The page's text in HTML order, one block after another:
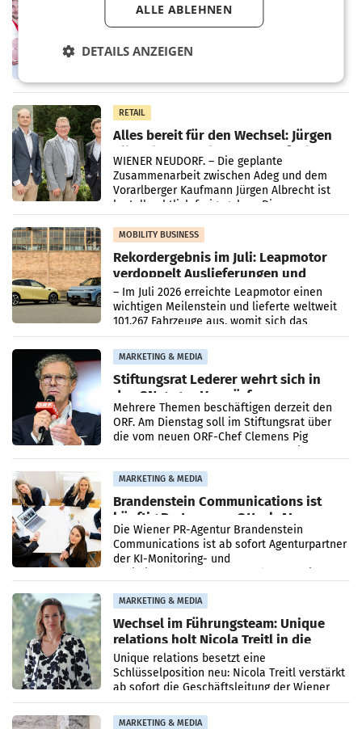
Penny modernisiert zwei Filialen in
Ober- und Niederösterreich
laufenden Modernisierungsoffensive
Oberösterreich. Die beiden Standorte liegen
RETAIL
Alles bereit für den Wechsel: Jürgen
Albrecht setzt ab 1.1.2027 auf Adeg
WIENER NEUDORF. – Die geplante
Zusammenarbeit zwischen Adeg und dem
Vorarlberger Kaufmann Jürgen Albrecht ist
kartellrechtlich freigegeben: Die
Bundeswettbewerbsbehörde und der
Bundeskartellanwalt
MOBILITY BUSINESS
Rekordergebnis im Juli: Leapmotor
verdoppelt Auslieferungen und
überschreitet die 100.000er-Marke
– Im Juli 2026 erreichte Leapmotor einen
wichtigen Meilenstein und lieferte weltweit
101.267 Fahrzeuge aus, womit sich das
Ergebnis gegenüber Juli 2025 mehr als
verdoppelte (+102
MARKETING & MEDIA
Stiftungsrat Lederer wehrt sich in
den SN gegen Vorwürfe
Mehrere Themen beschäftigen derzeit den
ORF. Am Dienstag soll im Stiftungsrat über
die vom neuen ORF-Chef Clemens Pig
MARKETING & MEDIA
Brandenstein Communications ist
künftig Partner von OtterlyAI
Die Wiener PR-Agentur Brandenstein
Communications ist ab sofort Agenturpartner
der KI-Monitoring- und
MARKETING & MEDIA
Wechsel im Führungsteam: Unique
relations holt Nicola Treitl in die
Geschäftsleitung
Unique relations besetzt eine
Schlüsselposition neu: Nicola Treitl verstärkt
ab sofort die Geschäftsleitung der Wiener
PR-Agentur an der Seite von Josef Kalina und
Anna Kalina-Mahr.
MARKETING & MEDIA
ALLE ABLEHNEN
DETAILS ANZEIGEN